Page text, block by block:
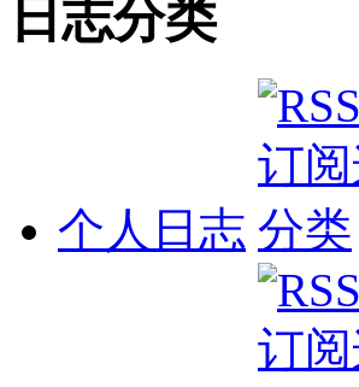
日志分类
个人日志